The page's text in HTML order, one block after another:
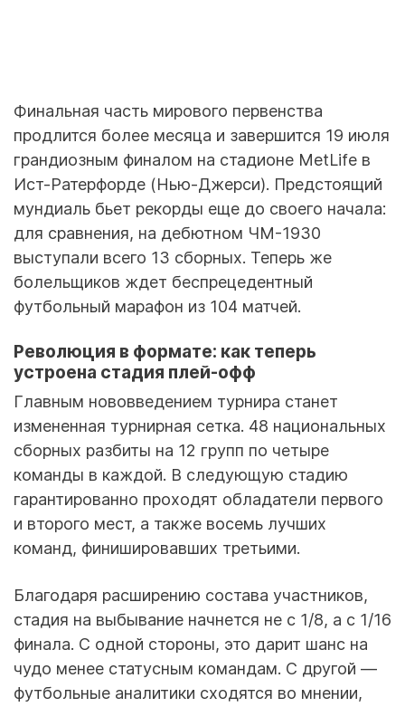
Финальная часть мирового первенства
продлится более месяца и завершится 19 июля
грандиозным финалом на стадионе MetLife в
Ист-Ратерфорде (Нью-Джерси). Предстоящий
мундиаль бьет рекорды еще до своего начала:
для сравнения, на дебютном ЧМ-1930
выступали всего 13 сборных. Теперь же
болельщиков ждет беспрецедентный
футбольный марафон из 104 матчей.
Революция в формате: как теперь
устроена стадия плей-офф
Главным нововведением турнира станет
измененная турнирная сетка. 48 национальных
сборных разбиты на 12 групп по четыре
команды в каждой. В следующую стадию
гарантированно проходят обладатели первого
и второго мест, а также восемь лучших
команд, финишировавших третьими.
Благодаря расширению состава участников,
стадия на выбывание начнется не с 1/8, а с 1/16
финала. С одной стороны, это дарит шанс на
чудо менее статусным командам. С другой —
футбольные аналитики сходятся во мнении,